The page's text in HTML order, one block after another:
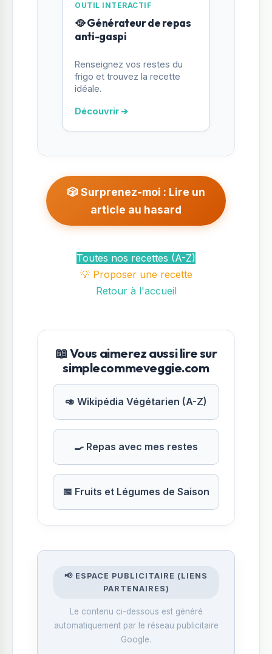
OUTIL INTERACTIF
🥘 Générateur de repas
anti-gaspi
Renseignez vos restes du
frigo et trouvez la recette
idéale.
Découvrir ➔
🎲 Surprenez-moi : Lire un
article au hasard
Toutes nos recettes (A-Z)
💡 Proposer une recette
Retour à l'accueil
📖 Vous aimerez aussi lire sur
simplecommeveggie.com
🥑 Wikipédia Végétarien (A-Z)
🍳 Repas avec mes restes
📅 Fruits et Légumes de Saison
📢 ESPACE PUBLICITAIRE (LIENS
PARTENAIRES)
Le contenu ci-dessous est généré
automatiquement par le réseau publicitaire
Google.